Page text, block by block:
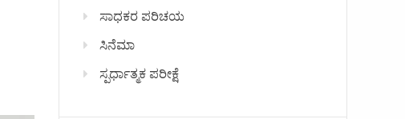
ಸಾಧಕರ ಪರಿಚಯ
ಸಿನೆಮಾ
ಸ್ಪರ್ಧಾತ್ಮಕ ಪರೀಕ್ಷೆ